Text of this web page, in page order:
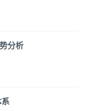
分析